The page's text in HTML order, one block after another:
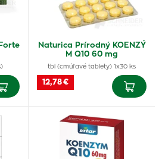
Naturica Prírodný KOENZÝ
M Q10 60 mg
tbl (cmúľavé tablety) 1x30 ks
12,78 €